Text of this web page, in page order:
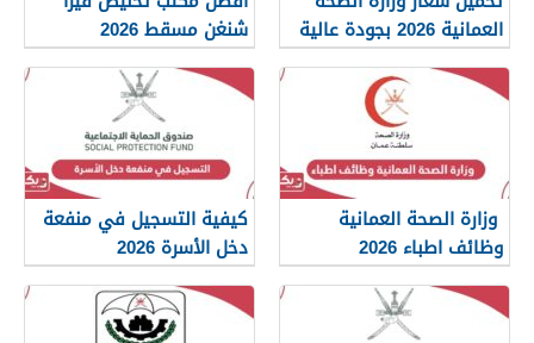
العمانية 2026 بجودة عالية
png
شنغن مسقط 2026
وزارة الصحة العمانية
وظائف اطباء 2026
كيفية التسجيل في منفعة
دخل الأسرة 2026